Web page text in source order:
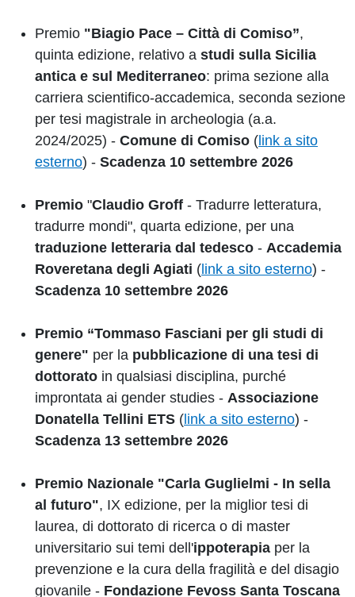
Premio "Biagio Pace – Città di Comiso”,
quinta edizione, relativo a studi sulla Sicilia
antica e sul Mediterraneo: prima sezione alla
carriera scientifico-accademica, seconda sezione
per tesi magistrale in archeologia (a.a.
2024/2025) - Comune di Comiso ( link a sito
esterno) - Scadenza 10 settembre 2026
Premio "Claudio Groff - Tradurre letteratura,
tradurre mondi", quarta edizione, per una
traduzione letteraria dal tedesco - Accademia
Roveretana degli Agiati ( link a sito esterno) -
Scadenza 10 settembre 2026
Premio “Tommaso Fasciani per gli studi di
genere" per la pubblicazione di una tesi di
dottorato in qualsiasi disciplina, purché
improntata ai gender studies - Associazione
Donatella Tellini ETS ( link a sito esterno) -
Scadenza 13 settembre 2026
Premio Nazionale "Carla Guglielmi - In sella
al futuro", IX edizione, per la miglior tesi di
laurea, di dottorato di ricerca o di master
universitario sui temi dell'ippoterapia per la
prevenzione e la cura della fragilità e del disagio
giovanile - Fondazione Fevoss Santa Toscana